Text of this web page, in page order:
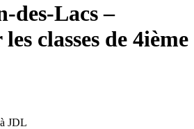
des-Lacs –
classes de 4ième
JDL